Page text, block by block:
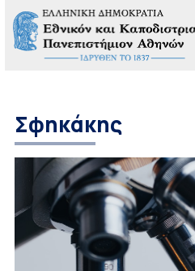
Σφηκάκης